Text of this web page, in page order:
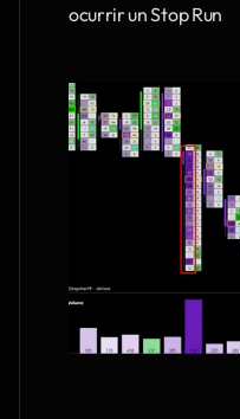
ocurrir un Stop Run